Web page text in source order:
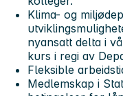
Klima- og
nyansatt delta i
kurs i regi av
Fleksible
Medlemskap i